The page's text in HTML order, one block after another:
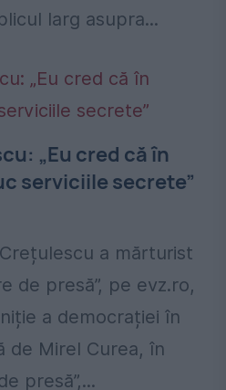
larg asupra...
„Eu cred că în
serviciile secrete”
a mărturist
de presă”, pe evz.ro,
a democrației în
de Mirel Curea, în
presă”,...